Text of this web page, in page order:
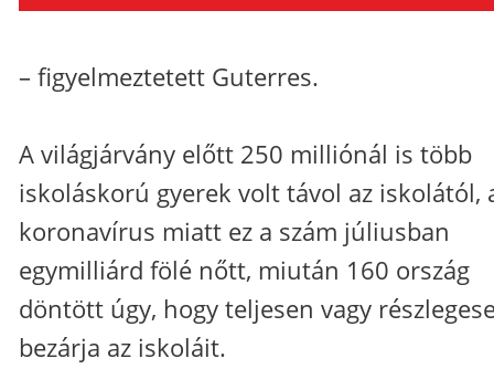
– figyelmeztetett Guterres.
A világjárvány előtt 250 milliónál is több
iskoláskorú gyerek volt távol az iskolától,
koronavírus miatt ez a szám júliusban
egymilliárd fölé nőtt, miután 160 ország
döntött úgy, hogy teljesen vagy
bezárja az iskoláit.